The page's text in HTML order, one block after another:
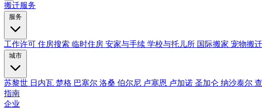
搬迁服务
服务
工作许可 住房搜索 临时住房 安家与手续 学校与托儿所 国际搬家 宠物搬迁
城市
苏黎世 日内瓦 楚格 巴塞尔 洛桑 伯尔尼 卢塞恩 卢加诺 圣加仑 纳沙泰尔
指南
企业